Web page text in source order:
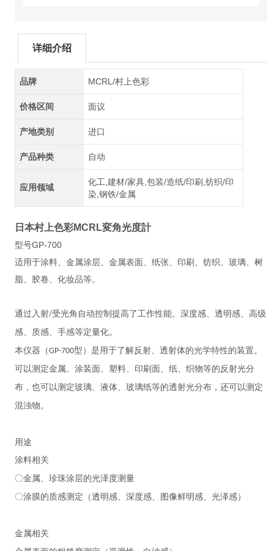
详细介绍
品牌 MCRL/村上色彩
价格区间 面议
产地类别 进口
产品种类 自动
应用领域
化工,建材/家具,包装/造纸/印刷,纺织/印
染,钢铁/金属
日本村上色彩MCRL変角光度計
型号GP-700
适用于涂料、金属涂层、金属表面、纸张、印刷、纺织、玻璃、树
脂、胶卷、化妆品等。
通过入射/受光角自动控制提高了工作性能。深度感、透明感、高级
感、质感、手感等定量化。
本仪器（GP-700型）是用于了解反射、透射体的光学特性的装置。
可以测定金属、涂装面、塑料、印刷面、纸、织物等的反射光分
布，也可以测定玻璃、液体、玻璃纸等的透射光分布，还可以测定
混浊物。
用途
涂料相关
〇金属、珍珠涂层的光泽度测量
〇涂膜的质感测定（透明感、深度感、图像鲜明感、光泽感）
金属相关